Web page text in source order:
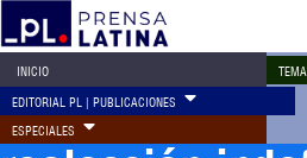
INICIO
EDITORIAL PL | PUBLICACIONES
ESPECIALES